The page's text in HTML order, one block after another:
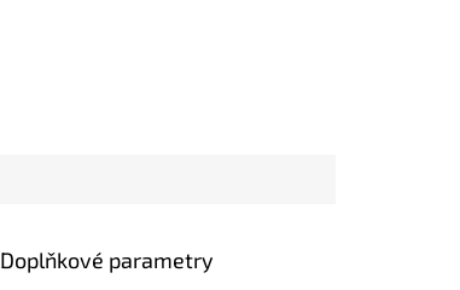
Doplňkové parametry